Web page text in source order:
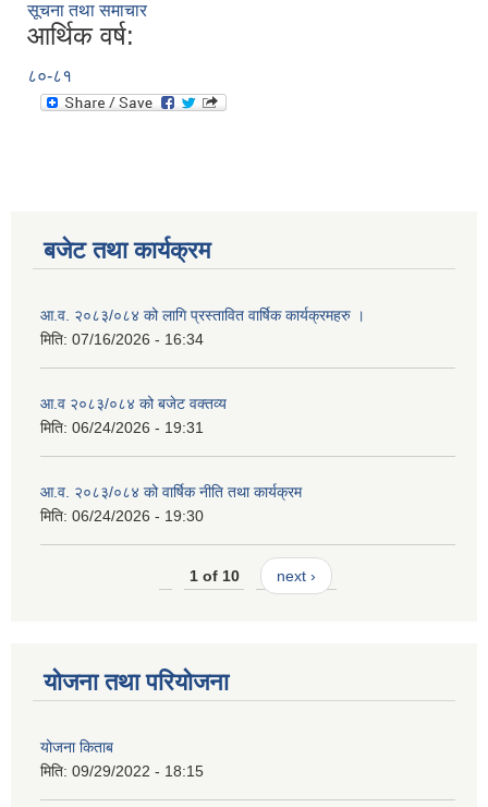
सूचना तथा समाचार
आर्थिक वर्ष:
८०-८१
बजेट तथा कार्यक्रम
आ.व. २०८३/०८४ को लागि प्रस्तावित वार्षिक कार्यक्रमहरु ।
मिति: 07/16/2026 - 16:34
आ.व २०८३/०८४ को बजेट वक्तव्य
मिति: 06/24/2026 - 19:31
आ.व. २०८३/०८४ को वार्षिक नीति तथा कार्यक्रम
मिति: 06/24/2026 - 19:30
1 of 10 next ›
योजना तथा परियोजना
योजना किताब
मिति: 09/29/2022 - 18:15